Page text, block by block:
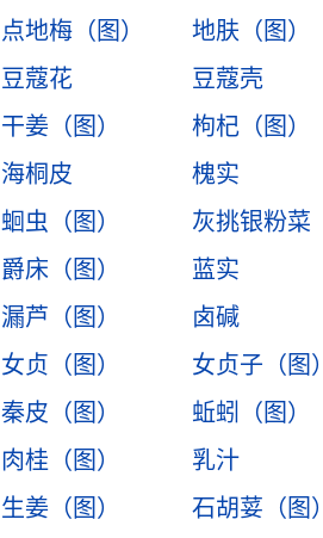
点地梅（图）
地肤（图）
豆蔻花
豆蔻壳
干姜（图）
枸杞（图）
海桐皮
槐实
蛔虫（图）
灰挑银粉菜
爵床（图）
蓝实
漏芦（图）
卤碱
女贞（图）
女贞子（图）
秦皮（图）
蚯蚓（图）
肉桂（图）
乳汁
生姜（图）
石胡荽（图）